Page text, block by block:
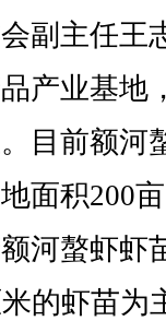
副主任王
产业基地
目前额河
面积200
河螯虾虾
的虾苗为